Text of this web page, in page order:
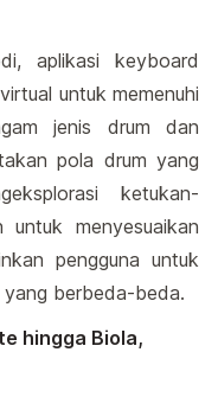
aplikasi keyboard
untuk memenuhi
jenis drum dan
pola drum yang
ketukan-
untuk menyesuaikan
pengguna untuk
yang berbeda-beda.
hingga Biola,